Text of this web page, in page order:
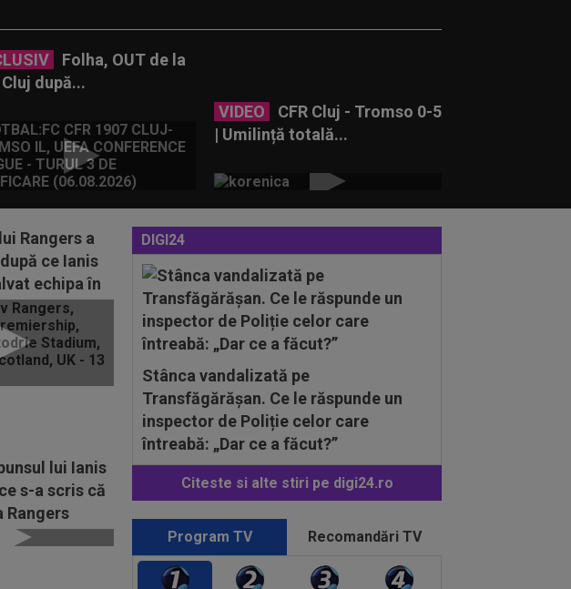
Folha, OUT de la
Cluj după...
VIDEO
CFR Cluj - Tromso 0-5
| Umilință totală...
Rangers a
ce Ianis
echipa în
lui Ianis
s-a scris că
Rangers
DIGI24
Stânca vandalizată pe
Transfăgărășan. Ce le răspunde un
inspector de Poliție celor care
întreabă: „Dar ce a făcut?”
Citeste si alte stiri pe digi24.ro
Program TV Recomandări TV